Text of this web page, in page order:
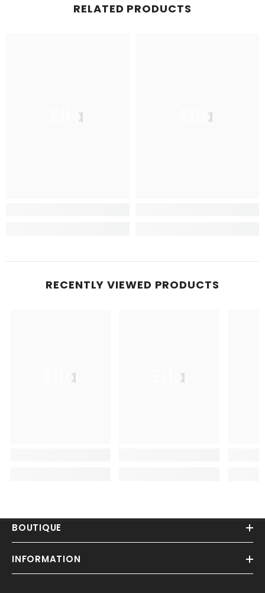
RELATED PRODUCTS
Ella Ella
RECENTLY VIEWED PRODUCTS
Ella Ella
BOUTIQUE
INFORMATION